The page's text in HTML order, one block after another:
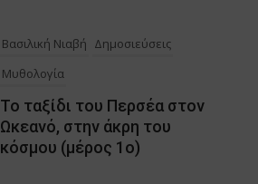
Βασιλική Νιαβή Δημοσιεύσεις
Μυθολογία
Το ταξίδι του Περσέα στον
Ωκεανό, στην άκρη του
κόσμου (μέρος 1ο)